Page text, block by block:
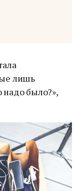
лишь
надо было?»,